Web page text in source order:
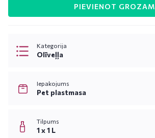
PIEVIENOT GROZAM
Kategorija
Olīveļļa
Iepakojums
Pet plastmasa
Tilpums
1 x 1 L